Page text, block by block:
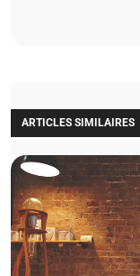
ARTICLES SIMILAIRES